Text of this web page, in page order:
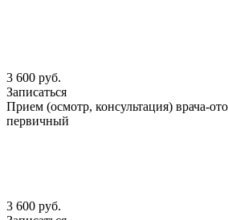
3 600 руб.
Записаться
Прием (осмотр, консультация) врача-
первичный
3 600 руб.